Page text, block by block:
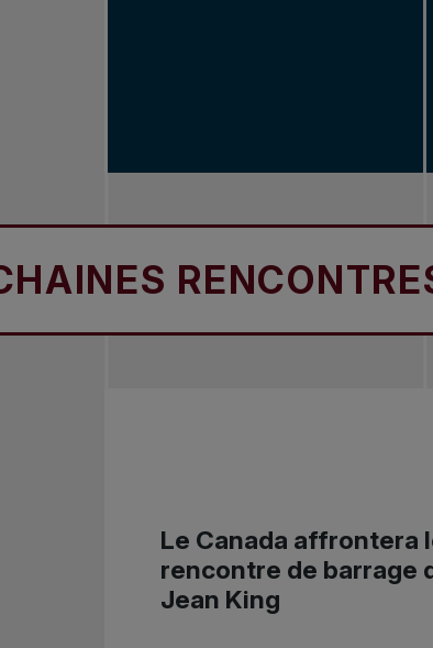
RENCONTRES
Le Canada affrontera
rencontre de barrage
Jean King